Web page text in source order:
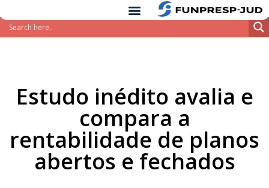
Pular
Estudo inédito avalia e
compara a
rentabilidade de planos
abertos e fechados